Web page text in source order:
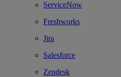
ServiceNow
Freshworks
Jira
Salesforce
Zendesk